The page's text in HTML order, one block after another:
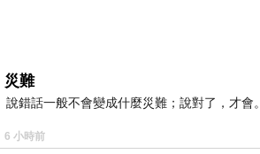
災難
說錯話一般不會變成什麼災難；說對了，才會。
6 小時前